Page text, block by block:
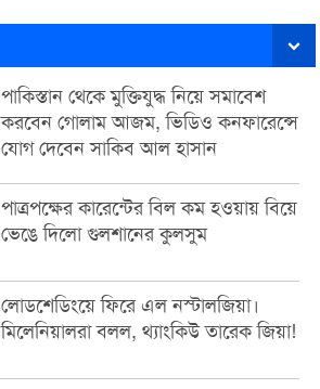
পাকিস্তান থেকে মুক্তিযুদ্ধ নিয়ে সমাবেশ
করবেন গোলাম আজম, ভিডিও কনফারেন্সে
যোগ দেবেন সাকিব আল হাসান
পাত্রপক্ষের কারেন্টের বিল কম হওয়ায় বিয়ে
ভেঙে দিলো গুলশানের কুলসুম
লোডশেডিংয়ে ফিরে এল নস্টালজিয়া।
মিলেনিয়ালরা বলল, থ্যাংকিউ তারেক জিয়া!